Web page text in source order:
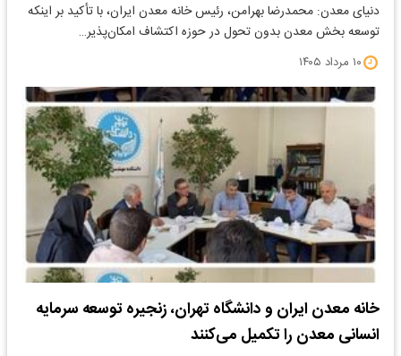
دنیای معدن: محمدرضا بهرامن، رئیس خانه معدن ایران، با تأکید بر اینکه
توسعه بخش معدن بدون تحول در حوزه اکتشاف امکان‌پذیر…
۱۰ مرداد ۱۴۰۵
خانه معدن ایران و دانشگاه تهران، زنجیره توسعه سرمایه
انسانی معدن را تکمیل می‌کنند